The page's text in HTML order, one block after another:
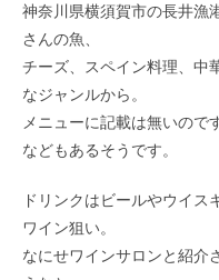
神奈川県横須賀市の長井漁
さんの魚、
チーズ、スペイン料理、中
なジャンルから。
メニューに記載は無いので
などもあるそうです。
ドリンクはビールやウイス
ワイン狙い。
なにせワインサロンと紹介